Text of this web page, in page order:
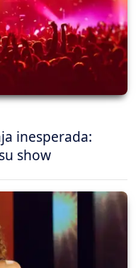
inesperada:
show